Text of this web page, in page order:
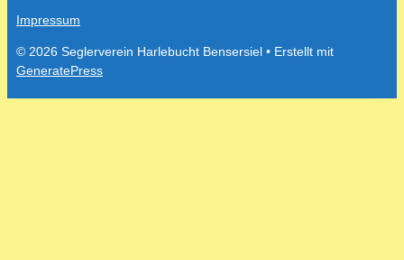
Impressum
© 2026 Seglerverein Harlebucht Bensersiel • Erstellt mit
GeneratePress